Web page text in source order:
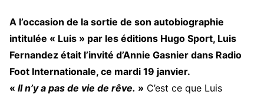
A l’occasion de la sortie de son autobiographie
intitulée « Luis » par les éditions Hugo Sport, Luis
Fernandez était l’invité d’Annie Gasnier dans Radio
Foot Internationale, ce mardi 19 janvier.
« Il n’y a pas de vie de rêve. » C’est ce que Luis